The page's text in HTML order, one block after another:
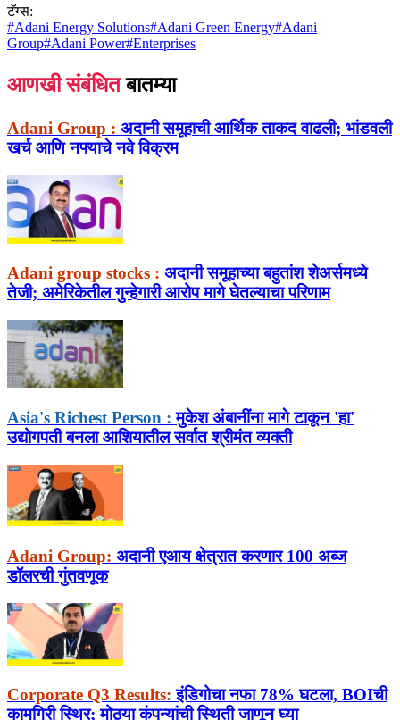
टॅग्स:
#Adani Energy Solutions#Adani Green Energy#Adani
Group#Adani Power#Enterprises
आणखी संबंधित बातम्या
Adani Group : अदानी समूहाची आर्थिक ताकद वाढली; भांडवली
खर्च आणि नफ्याचे नवे विक्रम
Adani group stocks : अदानी समूहाच्या बहुतांश शेअर्समध्ये
तेजी; अमेरिकेतील गुन्हेगारी आरोप मागे घेतल्याचा परिणाम
Asia's Richest Person : मुकेश अंबानींना मागे टाकून 'हा'
उद्योगपती बनला आशियातील सर्वात श्रीमंत व्यक्ती
Adani Group: अदानी एआय क्षेत्रात करणार 100 अब्ज
डॉलरची गुंतवणूक
Corporate Q3 Results: इंडिगोचा नफा 78% घटला, BOIची
कामगिरी स्थिर; मोठ्या कंपन्यांची स्थिती जाणून घ्या